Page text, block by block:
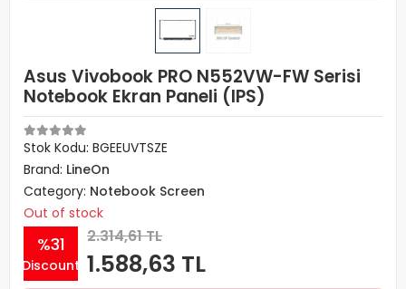
Asus Vivobook PRO N552VW-FW Serisi
Notebook Ekran Paneli (IPS)
Stok Kodu: BGEEUVTSZE
Brand: LineOn
Category: Notebook Screen
Out of stock
%31
Discount
2.314,61 TL
1.588,63 TL